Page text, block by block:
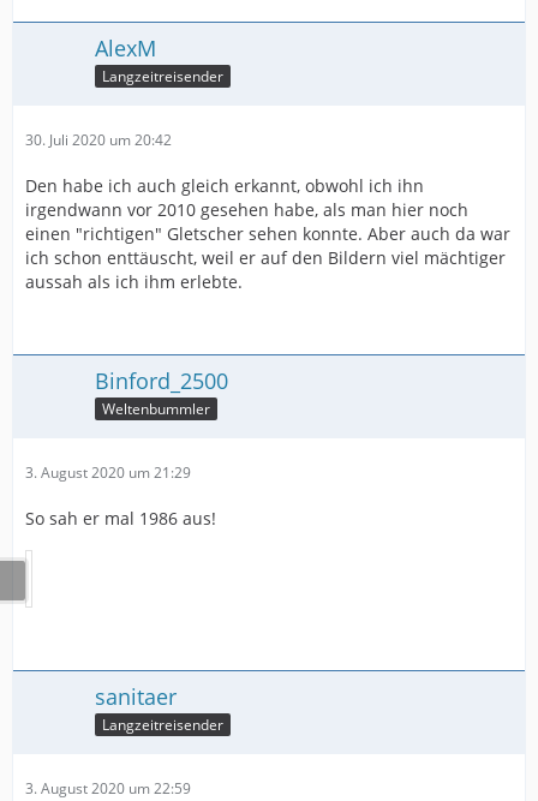
AlexM
Langzeitreisender
30. Juli 2020 um 20:42
Den habe ich auch gleich erkannt, obwohl ich ihn
irgendwann vor 2010 gesehen habe, als man hier noch
einen "richtigen" Gletscher sehen konnte. Aber auch da war
ich schon enttäuscht, weil er auf den Bildern viel mächtiger
aussah als ich ihm erlebte.
Binford_2500
Weltenbummler
3. August 2020 um 21:29
So sah er mal 1986 aus!
sanitaer
Langzeitreisender
3. August 2020 um 22:59